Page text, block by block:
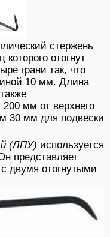
стержень
отогнут
грани так, что
10 мм. Длина
мм от верхнего
30 мм для подвески
(ЛПУ) используется
представляет
двумя отогнутыми